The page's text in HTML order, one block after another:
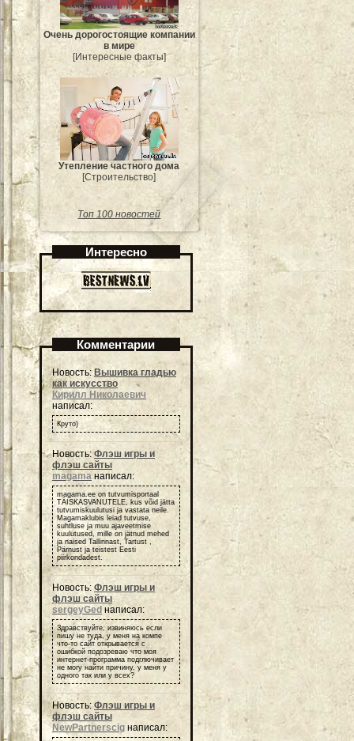
Очень дорогостоящие компании
в мире
[Интересные факты]
Утепление частного дома
[Строительство]
Топ 100 новостей
Интересно
Комментарии
Новость: Вышивка гладью
как искусство
Кирилл Николаевич
написал:
Круто)
Новость: Флэш игры и
флэш сайты
magama написал:
magama.ee on tutvumisportaal
TÄISKASVANUTELE, kus võid jätta
tutvumiskuulutusi ja vastata neile.
Magamaklubis leiad tutvuse,
suhtluse ja muu ajaveetmise
kuulutused, mille on jätnud mehed
ja naised Tallinnast, Tartust ,
Pärnust ja teistest Eesti
piirkondadest.
Новость: Флэш игры и
флэш сайты
sergeyGed написал:
Здравствуйте, извиняюсь если
пишу не туда, у меня на компе
что-то сайт открывается с
ошибкой подозреваю что моя
интернет-программа подглючивает
не могу найти причину, у меня у
одного так или у всех?
Новость: Флэш игры и
флэш сайты
NewPartnerscig написал: